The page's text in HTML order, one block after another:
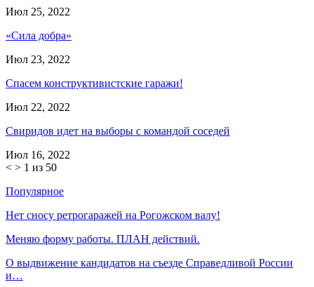
Июл 25, 2022
«Сила добра»
Июл 23, 2022
Спасем конструктивистские гаражи!
Июл 22, 2022
Свиридов идет на выборы с командой соседей
Июл 16, 2022
< > 1 из 50
Популярное
Нет сносу ретрогаражей на Рогожском валу!
Меняю форму работы. ПЛАН действий.
О выдвижение кандидатов на съезде Справедливой России
и…